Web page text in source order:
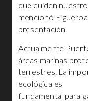
que cuiden
mencionó
presentación.
Actualmente
áreas marinas
terrestres. La
ecológica es
fundamental para